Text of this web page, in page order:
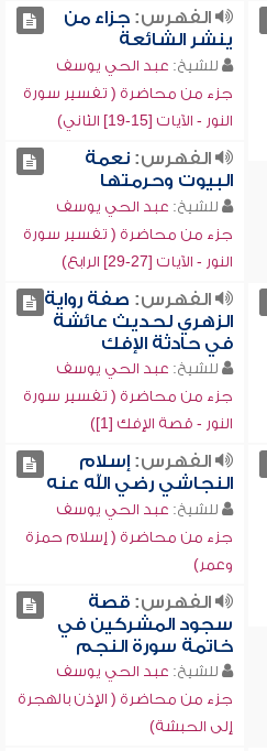
الفهرس:جزاء من
ينشر الشائعة
للشيخ: عبد الحي يوسف
جزء من محاضرة ( تفسير سورة
النور - الآيات [15-19] الثاني)
الفهرس:نعمة
البيوت وحرمتها
للشيخ: عبد الحي يوسف
جزء من محاضرة ( تفسير سورة
النور - الآيات [27-29] الرابع)
الفهرس: صفة رواية
الزهري لحديث عائشة
في حادثة الإفك
للشيخ: عبد الحي يوسف
جزء من محاضرة ( تفسير سورة
النور - قصة الإفك [1])
الفهرس:إسلام
النجاشي رضي الله عنه
للشيخ: عبد الحي يوسف
جزء من محاضرة ( إسلام حمزة
وعمر)
الفهرس:قصة
سجود المشركين في
خاتمة سورة النجم
للشيخ: عبد الحي يوسف
جزء من محاضرة ( الإذن بالهجرة
إلى الحبشة)